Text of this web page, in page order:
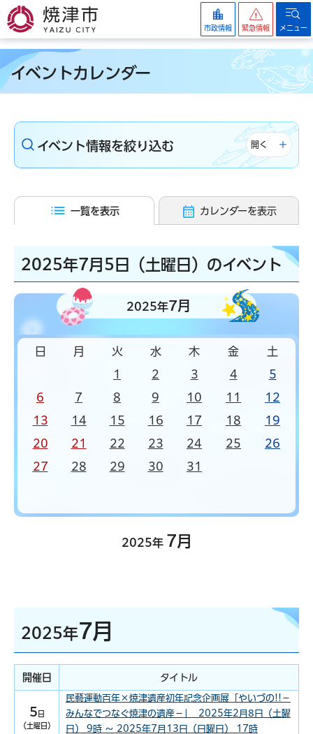
焼津市
市政情報 緊急情報 メニュー
イベントカレンダー
イベント情報を絞り込む 開く
一覧を表示 カレンダーを表示
2025年7月5日（土曜日）のイベント
2025年7月
日 月 火 水 木 金 土
1 2 3 4 5
6 7 8 9 10 11 12
13 14 15 16 17 18 19
20 21 22 23 24 25 26
27 28 29 30 31
2025年 7月
2025年7月
開催日 タイトル
5 日
（土曜日）
民藝運動百年×焼津遺産初年記念企画展「やいづの!!－
みんなでつなぐ焼津の遺産－」 2025年2月8日（土曜
日） 9時 ～ 2025年7月13日（日曜日） 17時